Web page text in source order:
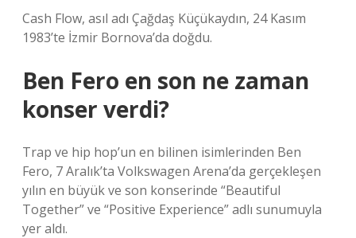
Cash Flow, asıl adı Çağdaş Küçükaydın, 24 Kasım
1983’te İzmir Bornova’da doğdu.
Ben Fero en son ne zaman
konser verdi?
Trap ve hip hop’un en bilinen isimlerinden Ben
Fero, 7 Aralık’ta Volkswagen Arena’da gerçekleşen
yılın en büyük ve son konserinde “Beautiful
Together” ve “Positive Experience” adlı sunumuyla
yer aldı.